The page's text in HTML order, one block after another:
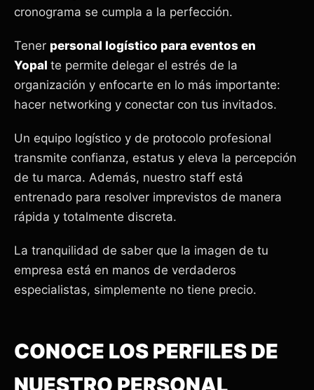
cronograma se cumpla a la perfección.
Tener personal logístico para eventos en
Yopal te permite delegar el estrés de la
organización y enfocarte en lo más importante:
hacer networking y conectar con tus invitados.
Un equipo logístico y de protocolo profesional
transmite confianza, estatus y eleva la percepción
de tu marca. Además, nuestro staff está
entrenado para resolver imprevistos de manera
rápida y totalmente discreta.
La tranquilidad de saber que la imagen de tu
empresa está en manos de verdaderos
especialistas, simplemente no tiene precio.
CONOCE LOS PERFILES DE
NUESTRO PERSONAL